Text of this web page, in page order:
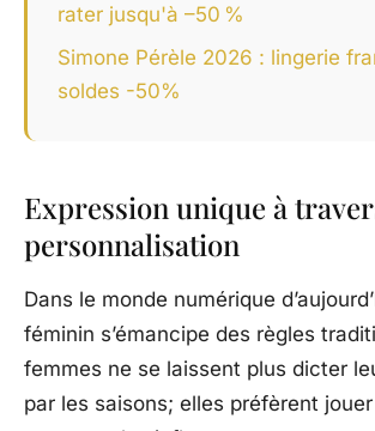
rater jusqu'à –50 %
Simone Pérèle 2026 : lingerie
soldes -50%
Expression unique à
personnalisation
Dans le monde numérique
féminin s’émancipe des règles
femmes ne se laissent plus dicter
par les saisons; elles préfèrent